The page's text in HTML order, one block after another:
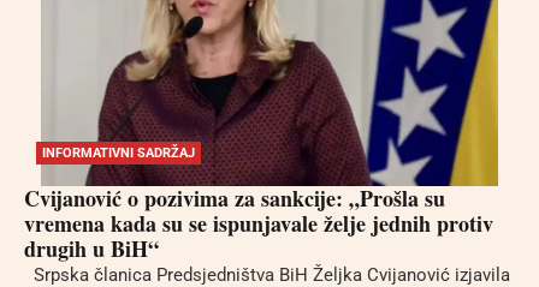
INFORMATIVNI SADRŽAJ
Cvijanović o pozivima za sankcije: „Prošla su
vremena kada su se ispunjavale želje jednih protiv
drugih u BiH“
Srpska članica Predsjedništva BiH Željka Cvijanović izjavila